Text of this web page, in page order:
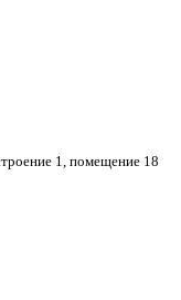
1, помещение 18